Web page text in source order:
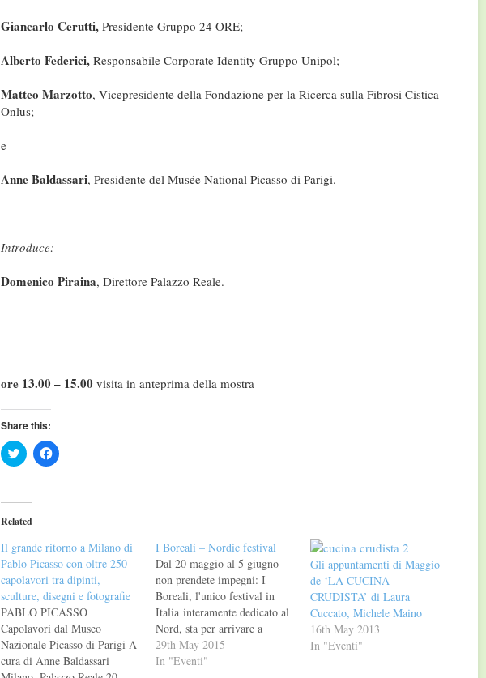
Giancarlo Cerutti, Presidente Gruppo 24 ORE;
Alberto Federici, Responsabile Corporate Identity Gruppo Unipol;
Matteo Marzotto, Vicepresidente della Fondazione per la Ricerca sulla Fibrosi Cistica –
Onlus;
e
Anne Baldassari, Presidente del Musée National Picasso di Parigi.
Introduce:
Domenico Piraina, Direttore Palazzo Reale.
ore 13.00 – 15.00 visita in anteprima della mostra
Share this:
Click
to
(Opens
in
new
Click
to
Related
Il grande ritorno a Milano di
Pablo Picasso con oltre 250
capolavori tra dipinti,
sculture, disegni e fotografie
PABLO PICASSO
Capolavori dal Museo
Nazionale Picasso di Parigi A
cura di Anne Baldassari
I Boreali – Nordic festival
Dal 20 maggio al 5 giugno
non prendete impegni: I
Boreali, l'unico festival in
Italia interamente dedicato al
Nord, sta per arrivare a
Milano. Più di 40 gli
appuntamenti, tra cui
29th May 2015
In "Eventi"
Gli appuntamenti di Maggio
de ‘LA CUCINA
CRUDISTA’ di Laura
Cuccato, Michele Maino
16th May 2013
In "Eventi"